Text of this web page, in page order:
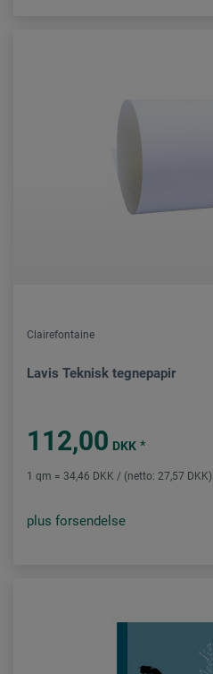
Clairefontaine
Lavis Teknisk tegnepapir
112,00 DKK *
1 qm = 34,46 DKK / (netto: 27,57 DKK)
plus forsendelse